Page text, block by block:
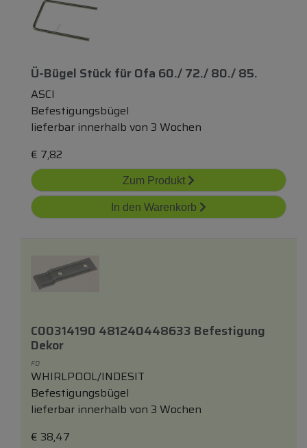
Ü-Bügel Stück fürOfa 60./ 72./ 80./ 85.
ASCI
Befestigungsbügel
lieferbar innerhalb von 3 Wochen
€ 7,82
Zum Produkt
In den Warenkorb
C00314190 481240448633 Befestigung
Dekor
FD
WHIRLPOOL/INDESIT
Befestigungsbügel
lieferbar innerhalb von 3 Wochen
€ 38,47